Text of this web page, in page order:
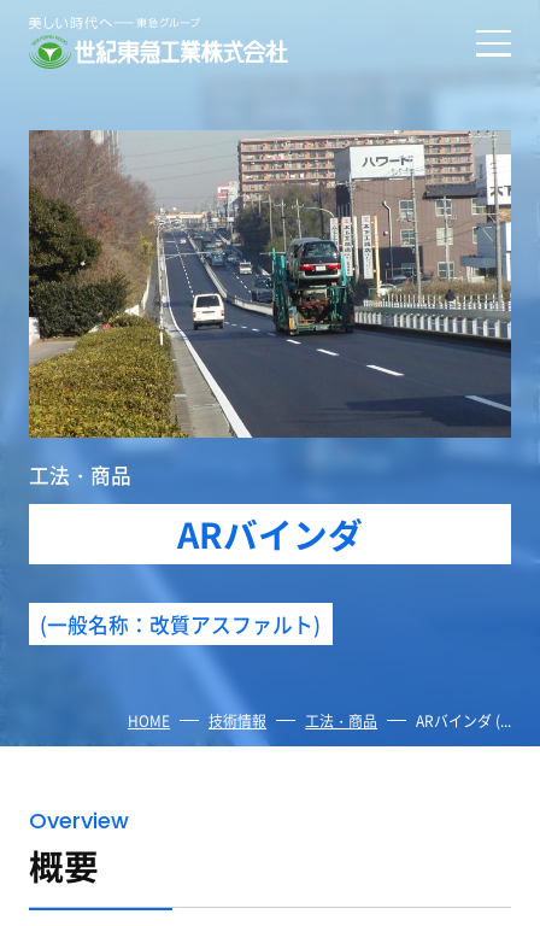
工法・商品
ARバインダ
(一般名称：改質アスファルト)
HOME 技術情報 工法・商品 ARバインダ (...
Overview
概要